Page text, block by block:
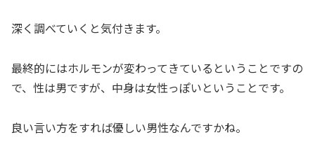
深く調べていくと気付きます。
最終的にはホルモンが変わってきているということですの
で、性は男ですが、中身は女性っぽいということです。
良い言い方をすれば優しい男性なんですかね。